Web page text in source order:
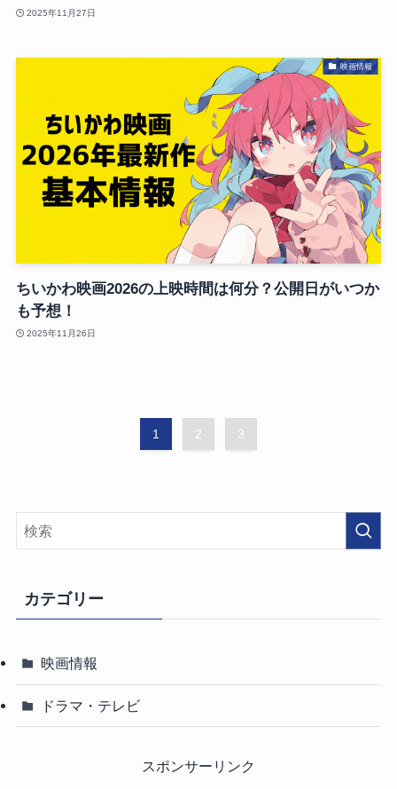
2025年11月27日
映画情報
ちいかわ映画2026の上映時間は何分？公開日がいつか
も予想！
2025年11月26日
1 2 3
カテゴリー
映画情報
ドラマ・テレビ
スポンサーリンク